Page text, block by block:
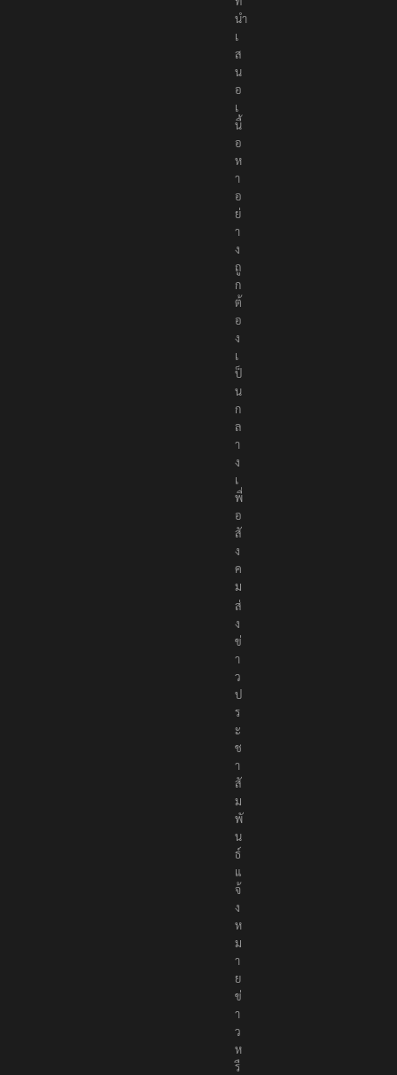
ที่
นำ
เ
ส
น
อ
เ
นื้
อ
ห
า
อ
ย่
า
ง
ถู
ก
ต้
อ
ง
เ
ป็
น
ก
ล
า
ง
เ
พื่
อ
สั
ง
ค
ม
ส่
ง
ข่
า
ว
ป
ร
ะ
ช
า
สั
ม
พั
น
ธ์
แ
จ้
ง
ห
ม
า
ย
ข่
า
ว
ห